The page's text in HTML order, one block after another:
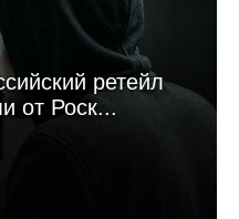
ретейл
от Роск...